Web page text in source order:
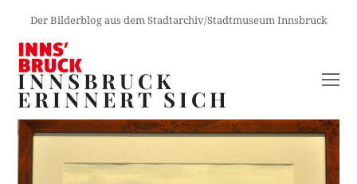
Der Bilderblog aus dem Stadtarchiv/Stadtmuseum Innsbruck
INNSBRUCK
ERINNERT SICH